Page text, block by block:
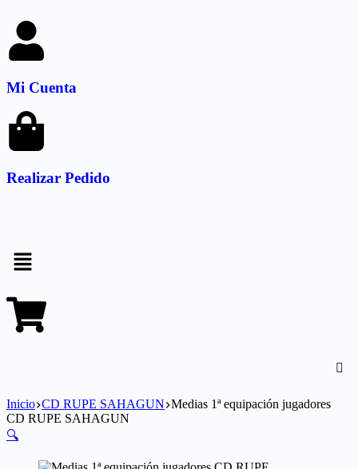
Mi Cuenta
Realizar Pedido
Inicio CD RUPE SAHAGUN Medias 1ª equipación jugadores
CD RUPE SAHAGUN
🔍